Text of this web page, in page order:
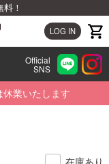
！
LOG IN
Official
SNS
業いたします
在庫あり